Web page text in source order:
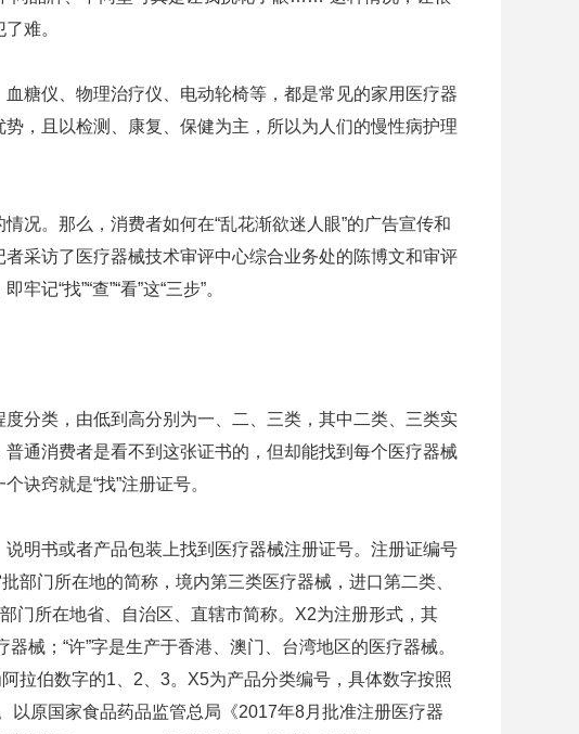
难。
仪、物理治疗仪、电动轮椅等，都是常见的家用医疗器
，且以检测、康复、保健为主，所以为人们的慢性病护理
。那么，消费者如何在“乱花渐欲迷人眼”的广告宣传和
采访了医疗器械技术审评中心综合业务处的陈博文和审评
记“找”“查”“看”这“三步”。
类，由低到高分别为一、二、三类，其中二类、三类实
通消费者是看不到这张证书的，但却能找到每个医疗器械
诀窍就是“找”注册证号。
书或者产品包装上找到医疗器械注册证号。注册证编号
部门所在地的简称，境内第三类医疗器械，进口第二类、
门所在地省、自治区、直辖市简称。X2为注册形式，其
械；“许”字是生产于香港、澳门、台湾地区的医疗器械。
拉伯数字的1、2、3。X5为产品分类编号，具体数字按照
以原国家食品药品监管总局《2017年8月批准注册医疗器